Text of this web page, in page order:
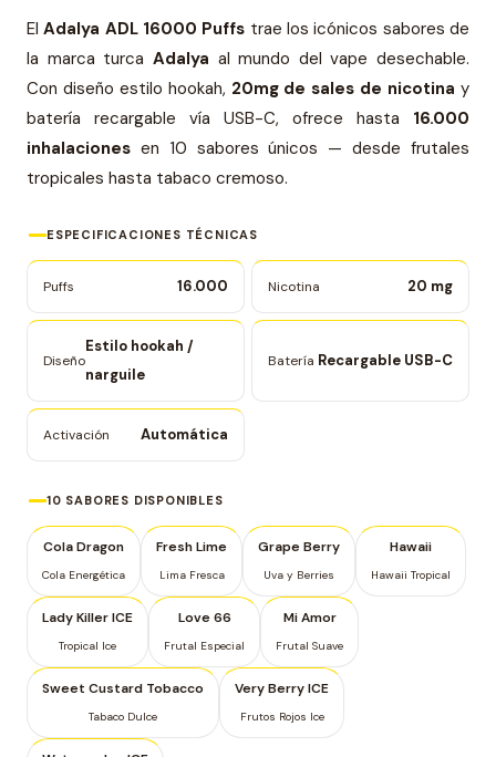
ElAdalya ADL 16000 Puffs trae los icónicos sabores de
la marca turca Adalya al mundo del vape desechable.
Con diseño estilo hookah, 20mg de sales de nicotina y
batería recargable vía USB-C, ofrece hasta 16.000
inhalaciones en 10 sabores únicos — desde frutales
tropicales hasta tabaco cremoso.
ESPECIFICACIONES TÉCNICAS
Puffs 16.000 Nicotina 20 mg
Diseño
Estilo hookah /
narguile
Batería Recargable USB-C
Activación Automática
10 SABORES DISPONIBLES
Cola Dragon
Cola Energética
Fresh Lime
Lima Fresca
Grape Berry
Uva y Berries
Hawaii
Hawaii Tropical
Lady Killer ICE
Tropical Ice
Love 66
Frutal Especial
Mi Amor
Frutal Suave
Sweet Custard Tobacco
Tabaco Dulce
Very Berry ICE
Frutos Rojos Ice